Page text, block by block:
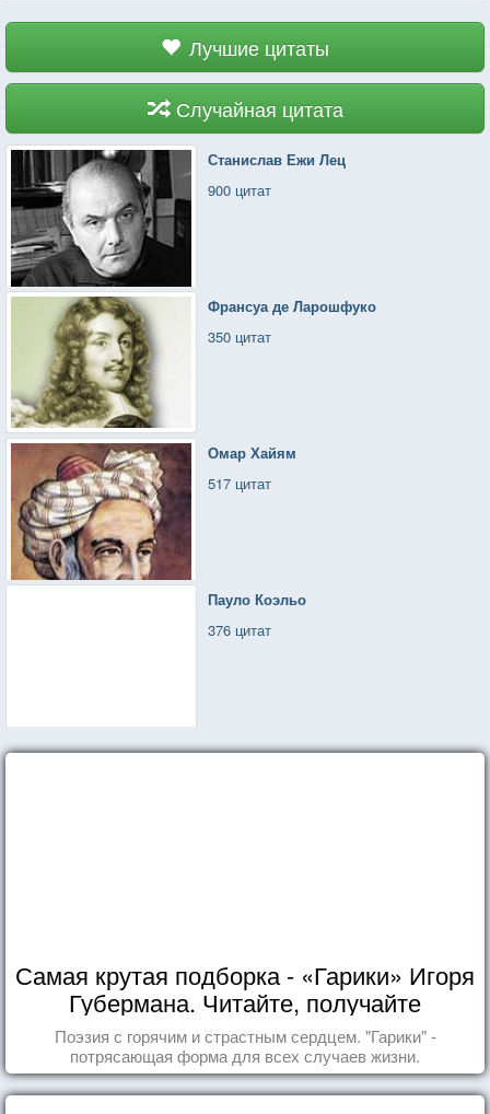
Лучшие цитаты
Случайная цитата
Станислав Ежи Лец
900 цитат
Франсуа де Ларошфуко
350 цитат
Омар Хайям
517 цитат
Пауло Коэльо
376 цитат
Самая крутая подборка - «Гарики» Игоря
Губермана. Читайте, получайте
удовольствие!
Поэзия с горячим и страстным сердцем. "Гарики" -
потрясающая форма для всех случаев жизни.